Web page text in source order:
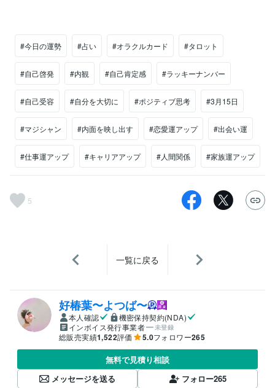
#今日の運勢 #占い #オラクルカード #タロット
#自己啓発 #内観 #自己肯定感 #ラッキーナンバー
#自己受容 #自分を大切に #ポジティブ思考 #3月15日
#マジシャン #内面を映し出す #恋愛運アップ #出会い運
#仕事運アップ #キャリアアップ #人間関係 #家族運アップ
5
一覧に戻る
好椿葉〜よつば〜
本人確認
機密保持契約(NDA)
インボイス発行事業者
未登録
総販売実績1,522評価 5.0フォロワー265
無料で見積り相談
メッセージを送る
フォロー265